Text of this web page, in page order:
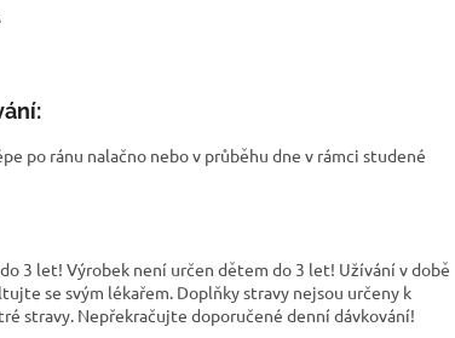
po ránu nalačno nebo v průběhu dne v rámci studené
3 let! Výrobek není určen dětem do 3 let! Užívání v době
se svým lékařem. Doplňky stravy nejsou určeny k
stravy. Nepřekračujte doporučené denní dávkování!